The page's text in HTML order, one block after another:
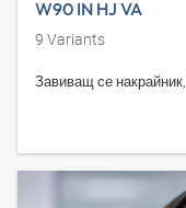
W90 IN HJ VA
9 Variants
Завиващ се